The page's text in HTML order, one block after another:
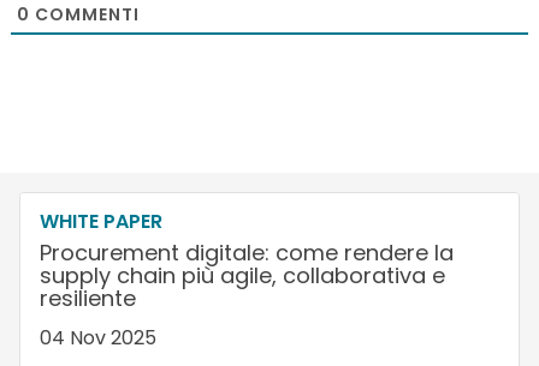
0 COMMENTI
WHITE PAPER
Procurement digitale: come rendere la
supply chain più agile, collaborativa e
resiliente
04 Nov 2025